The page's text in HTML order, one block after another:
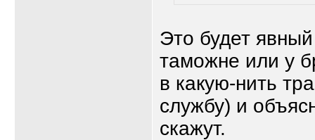
Это будет
таможне или у
в какую-нить
службу) и
скажут.